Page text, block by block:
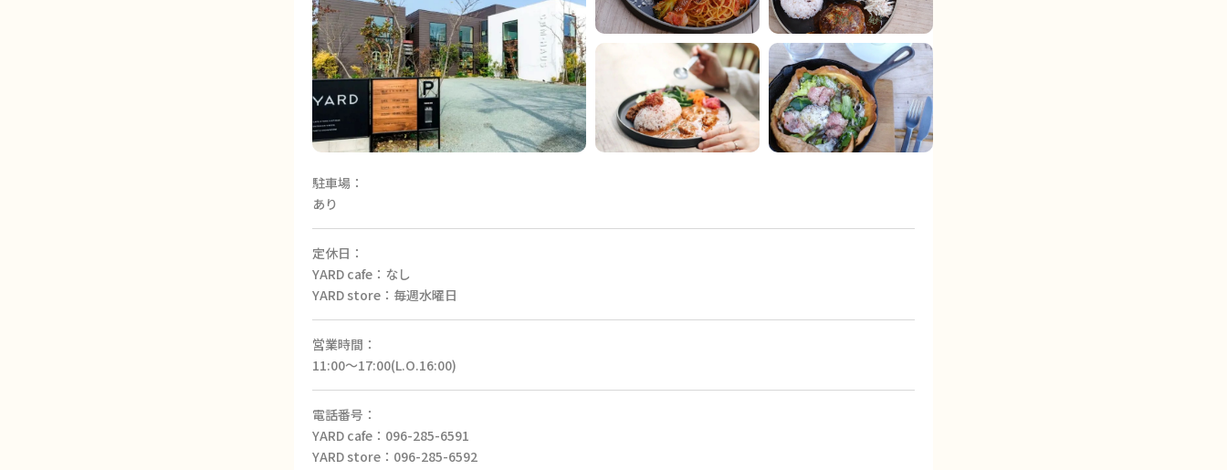
駐車場：
あり
定休日：
YARD cafe：なし
YARD store：毎週水曜日
営業時間：
11:00～17:00(L.O.16:00)
電話番号：
YARD cafe：096-285-6591
YARD store：096-285-6592